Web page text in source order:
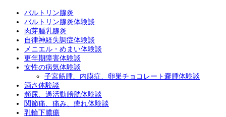
バルトリン腺炎
バルトリン腺炎体験談
肉芽腫乳腺炎
自律神経失調症体験談
メニエル・めまい体験談
更年期障害体験談
女性の病気体験談
子宮筋腫、内膜症、卵巣チョコレート嚢腫体験談
酒さ体験談
頻尿、過活動膀胱体験談
関節痛、痛み、痺れ体験談
乳輪下膿瘍